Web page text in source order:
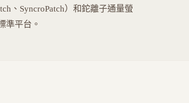
、SyncroPatch）和鉈離子通量螢
準平台。